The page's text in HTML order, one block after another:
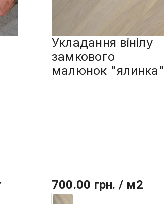
Укладання вінілу
замкового
малюнок "ялинка"
700.00 грн. / м2